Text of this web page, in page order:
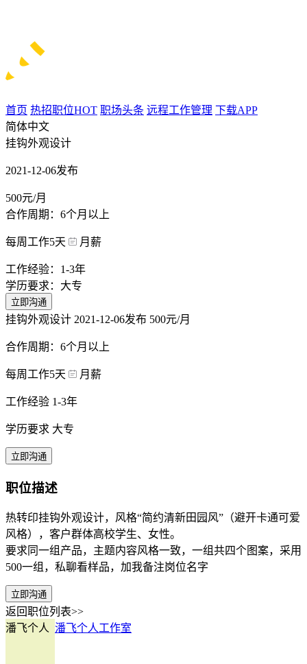
首页 热招职位HOT 职场头条 远程工作管理 下载APP
简体中文
挂钩外观设计
2021-12-06发布
500元/月
合作周期：6个月以上
每周工作5天 月薪
工作经验：1-3年
学历要求：大专
立即沟通
挂钩外观设计 2021-12-06发布 500元/月
合作周期：6个月以上
每周工作5天 月薪
工作经验 1-3年
学历要求 大专
立即沟通
职位描述
热转印挂钩外观设计，风格“简约清新田园风”（避开卡通可爱
风格），客户群体高校学生、女性。
要求同一组产品，主题内容风格一致，一组共四个图案，采用
500一组，私聊看样品，加我备注岗位名字
立即沟通
返回职位列表>>
潘飞个人
潘飞个人工作室